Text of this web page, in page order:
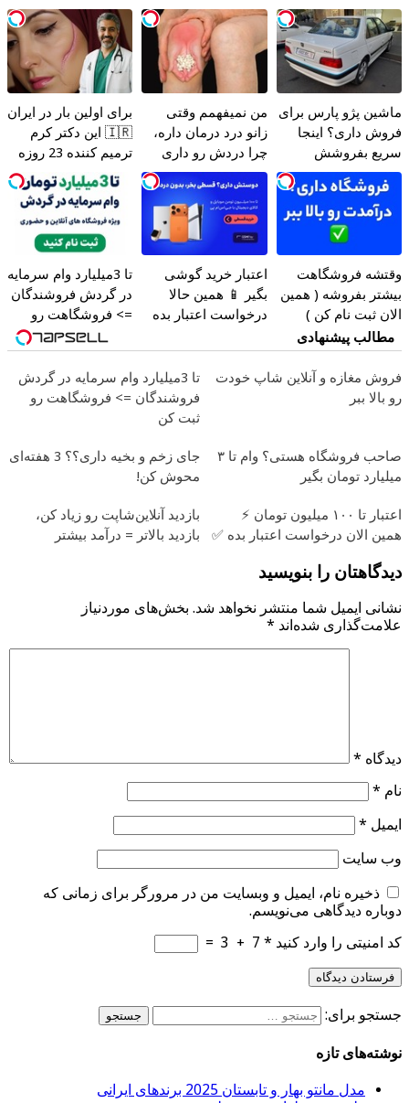
درمانش می‌کنه
پژو پارس برای
داری؟ اینجا
بفروشش
من نمیفهمم وقتی
زانو درد درمان داره،
چرا دردش رو داری
تحمل میکنی؟❗
برای اولین بار در ایران
🇮🇷 این دکتر کرم
ترمیم کننده 23 روزه
ساخت!
فروشگاهت
بفروشه ( همین
ثبت نام کن )
اعتبار خرید گوشی
بگیر 📱 همین حالا
درخواست اعتبار بده
تا 3میلیارد وام سرمایه
در گردش فروشندگان
=> فروشگاهت رو
ثبت کن
مطالب پیشنهادی
مغازه و آنلاین شاپ خودت
بالا ببر
تا 3میلیارد وام سرمایه در گردش
فروشندگان => فروشگاهت رو
ثبت کن
صاحب فروشگاه هستی؟ وام تا ۳
تومان بگیر
جای زخم و بخیه داری؟؟ 3 هفته‌ای
محوش کن!
اعتبار تا ۱۰۰ میلیون تومان ⚡
الان درخواست اعتبار بده ✅
بازدید آنلاین‌شاپت رو زیاد کن،
بازدید بالاتر = درآمد بیشتر
را بنویسید
ایمیل شما منتشر نخواهد شد. بخش‌های موردنیاز
شده‌اند*
*
*
*
سایت
ذخیره نام، ایمیل و وبسایت من در مرورگر برای زمانی که
دیدگاهی می‌نویسم.
امنیتی را وارد کنید*
7
+
3
=
برای:
تازه
مدل مانتو بهار و تابستان 2025 برندهای ایرانی